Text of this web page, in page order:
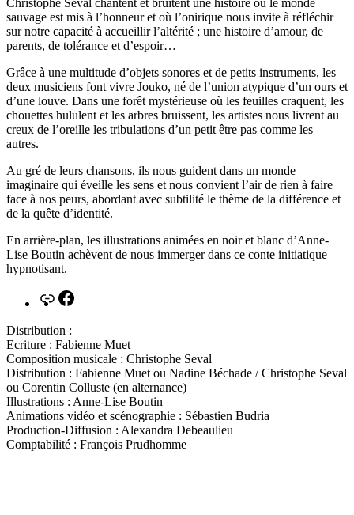
sauvage est mis à l’honneur et où l’onirique nous invite à réfléchir
sur notre capacité à accueillir l’altérité ; une histoire d’amour, de
parents, de tolérance et d’espoir…
Grâce à une multitude d’objets sonores et de petits instruments, les
deux musiciens font vivre Jouko, né de l’union atypique d’un ours et
d’une louve. Dans une forêt mystérieuse où les feuilles craquent, les
chouettes hululent et les arbres bruissent, les artistes nous livrent au
creux de l’oreille les tribulations d’un petit être pas comme les
autres.
Au gré de leurs chansons, ils nous guident dans un monde
imaginaire qui éveille les sens et nous convient l’air de rien à faire
face à nos peurs, abordant avec subtilité le thème de la différence et
de la quête d’identité.
En arrière-plan, les illustrations animées en noir et blanc d’Anne-
Lise Boutin achèvent de nous immerger dans ce conte initiatique
hypnotisant.
Lien
Distribution :
Ecriture : Fabienne Muet
Composition musicale : Christophe Seval
Distribution : Fabienne Muet ou Nadine Béchade / Christophe Seval
ou Corentin Colluste (en alternance)
Illustrations : Anne-Lise Boutin
Animations vidéo et scénographie : Sébastien Budria
Production-Diffusion : Alexandra Debeaulieu
Comptabilité : François Prudhomme